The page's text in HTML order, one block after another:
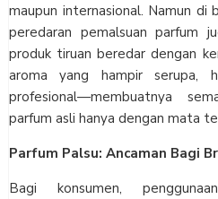
maupun internasional. Namun di
peredaran pemalsuan parfum
produk tiruan beredar dengan
aroma yang hampir serupa,
profesional—membuatnya
parfum asli hanya dengan mata
Parfum Palsu: Ancaman Bagi
Bagi konsumen,